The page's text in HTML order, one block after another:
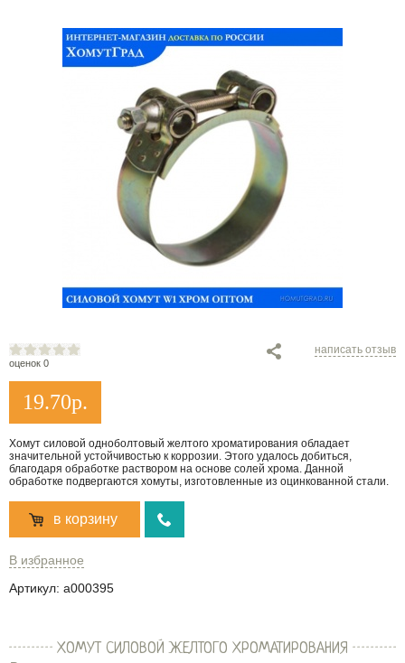
оценок 0
написать отзыв
19.70р.
Хомут силовой одноболтовый желтого хроматирования обладает
значительной устойчивостью к коррозии. Этого удалось добиться,
благодаря обработке раствором на основе солей хрома. Данной
обработке подвергаются хомуты, изготовленные из оцинкованной стали.
в корзину
В избранное
Артикул: a000395
ХОМУТ СИЛОВОЙ ЖЕЛТОГО ХРОМАТИРОВАНИЯ